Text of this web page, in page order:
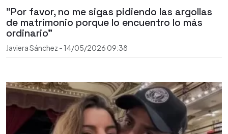
"Por favor, no me sigas pidiendo las argollas
de matrimonio porque lo encuentro lo más
ordinario"
Javiera Sánchez - 14/05/2026 09:38